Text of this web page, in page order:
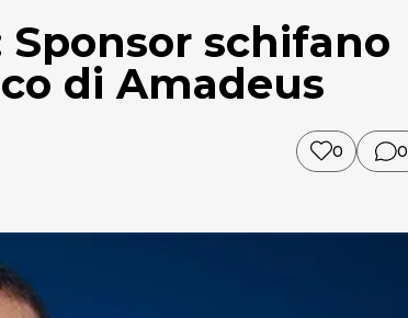
Sponsor schifano
di Amadeus
0 0